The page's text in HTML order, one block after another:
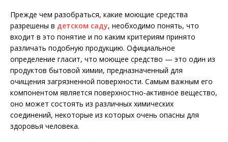
Прежде чем разобраться, какие моющие средства
разрешены в детском саду, необходимо понять, что
входит в это понятие и по каким критериям принято
различать подобную продукцию. Официальное
определение гласит, что моющее средство — это один из
продуктов бытовой химии, предназначенный для
очищения загрязненной поверхности. Самым важным его
компонентом является поверхностно-активное вещество,
оно может состоять из различных химических
соединений, некоторые из которых очень опасны для
здоровья человека.